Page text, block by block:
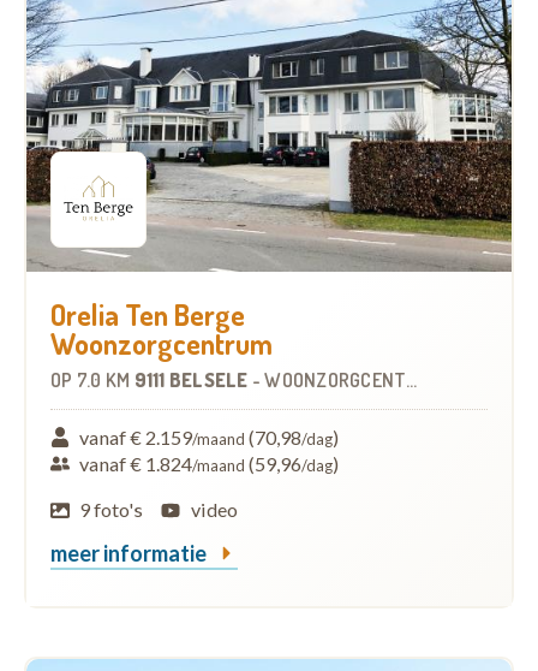
Orelia Ten Berge
Woonzorgcentrum
OP 7.0 KM 9111 BELSELE -WOONZORGCENTRUM (WZC)
vanaf € 2.159/maand (70,98/dag)
vanaf € 1.824/maand (59,96/dag)
9 foto's
video
meer informatie